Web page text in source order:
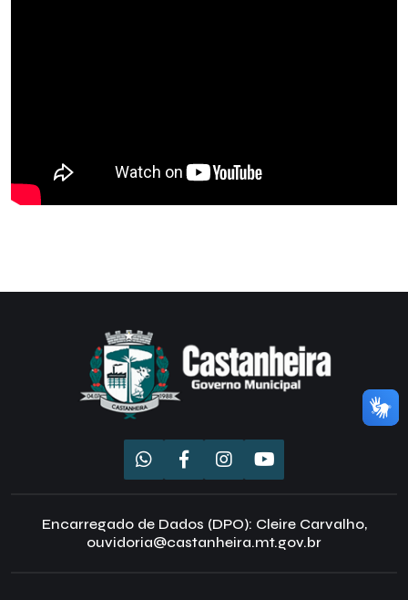
Encarregado de Dados (DPO): Cleire Carvalho,
ouvidoria@castanheira.mt.gov.br